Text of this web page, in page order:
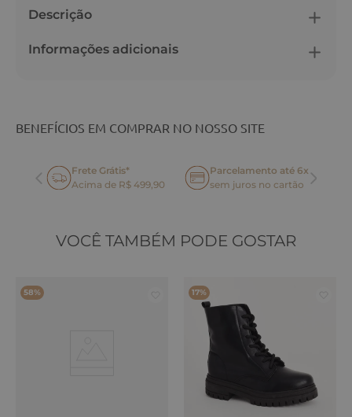
Descrição
Informações adicionais
BENEFÍCIOS EM COMPRAR NO NOSSO SITE
Frete Grátis*
Acima de R$ 499,90
Parcelamento até 6x
sem juros no cartão
VOCÊ TAMBÉM PODE GOSTAR
58% 17%